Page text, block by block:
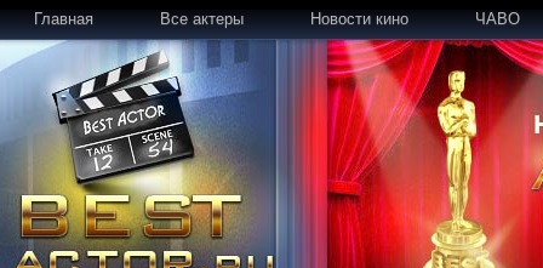
Главная Все актеры Новости кино ЧАВО